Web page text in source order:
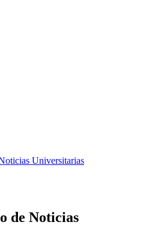
Universitarias
de Noticias